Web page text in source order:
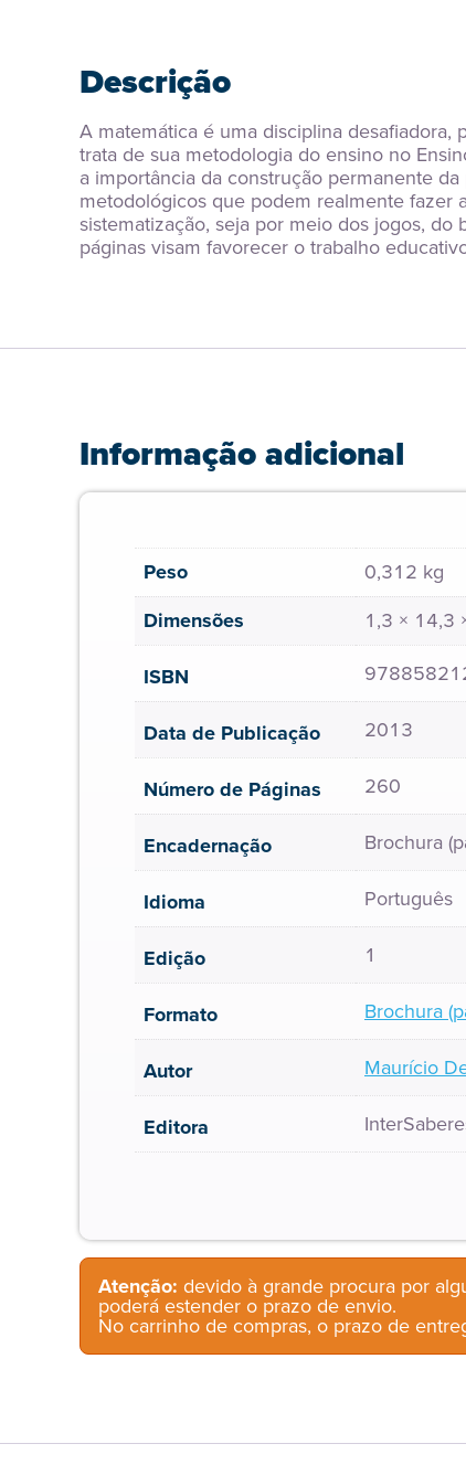
Descrição
A matemática é uma disciplina
trata de sua metodologia do ensino no
a importância da construção permanente
metodológicos que podem realmente fazer
sistematização, seja por meio dos jogos, do
páginas visam favorecer o trabalho
Informação adicional
Peso
0,312 kg
Dimensões
1,3 × 14,3
ISBN
Data de Publicação 2013
Número de Páginas 260
Encadernação Brochura
Idioma Português
Edição 1
Formato Brochura
Autor Maurício
Editora
Atenção: devido à grande procura por
poderá estender o prazo de envio.
No carrinho de compras, o prazo de